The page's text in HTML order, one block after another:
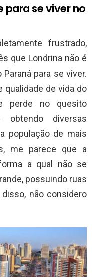
para se viver no
frustrado,
que Londrina não é
para se viver.
qualidade de vida do
perde no quesito
obtendo diversas
população de mais
me parece que a
a qual não se
possuindo ruas
não considero